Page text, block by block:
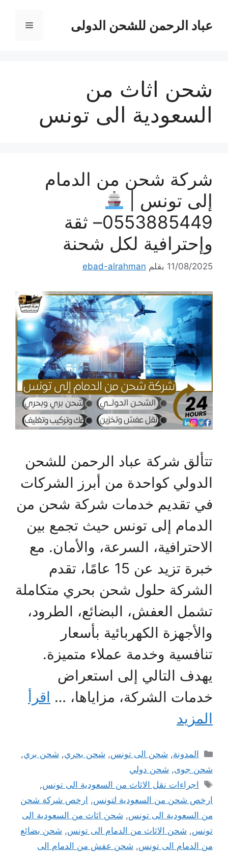
المحتوىعباد الرحمن للشحن الدولى القائمة
شحن اثاث من
السعودية الى تونس
شركة شحن من الدمام
إلى تونس |
0553885449– ثقة
وإحترافية لكل شحنة
11/08/2025 بقلم ebad-alrahman
تتألق شركة عباد الرحمن للشحن
الدولي كواحدة من أبرز الشركات
في تقديم خدمات شركة شحن من
الدمام إلى تونس حيث تجمع بين
الاحترافية، السرعة، والأمان. مع
خبرة تزيد عن 15 عامًا، تقدم
الشركة حلول شحن بحري متكاملة
تشمل العفش، البضائع، الطرود،
والأجهزة الكهربائية بأسعار
تنافسية وخدمة عملاء متميزة.
يهدف التالي إلى استعراض
خدمات الشركة، مزاياها، … اقرأ
المزيد
التصنيفات
المدونة, شحن الى تونس, شحن بحري, شحن بري,
شحن جوى, شحن دولي
الوسوم
اجراءات نقل الاثاث من السعودية الى تونس,
ارخص شحن من السعودية لتونس, ارخص شركة شحن
من السعودية الى تونس, شحن اثاث من السعودية الى
تونس, شحن الاثاث من الدمام الى تونس, شحن بضائع
من الدمام الى تونس, شحن عفش من الدمام الى